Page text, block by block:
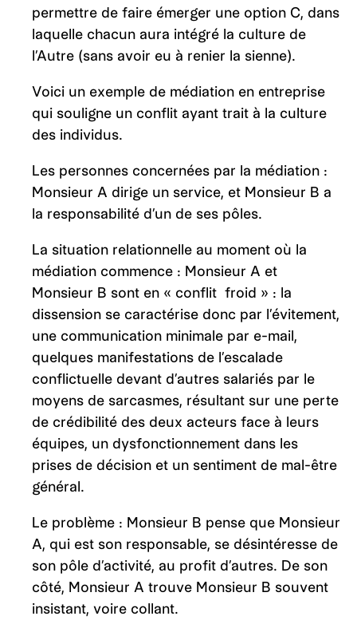
permettre de faire émerger une option C, dans
laquelle chacun aura intégré la culture de
l’Autre (sans avoir eu à renier la sienne).
Voici un exemple de médiation en entreprise
qui souligne un conflit ayant trait à la culture
des individus.
Les personnes concernées par la médiation :
Monsieur A dirige un service, et Monsieur B a
la responsabilité d’un de ses pôles.
La situation relationnelle au moment où la
médiation commence : Monsieur A et
Monsieur B sont en « conflit froid » : la
dissension se caractérise donc par l’évitement,
une communication minimale par e-mail,
quelques manifestations de l’escalade
conflictuelle devant d’autres salariés par le
moyens de sarcasmes, résultant sur une perte
de crédibilité des deux acteurs face à leurs
équipes, un dysfonctionnement dans les
prises de décision et un sentiment de mal-être
général.
Le problème : Monsieur B pense que Monsieur
A, qui est son responsable, se désintéresse de
son pôle d’activité, au profit d’autres. De son
côté, Monsieur A trouve Monsieur B souvent
insistant, voire collant.